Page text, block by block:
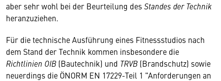
aber sehr wohl bei der Beurteilung des Standes der Technik
heranzuziehen.
Für die technische Ausführung eines Fitnessstudios nach
dem Stand der Technik kommen insbesondere die
Richtlinien OIB (Bautechnik) und TRVB (Brandschutz) sowie
neuerdings die ÖNORM EN 17229-Teil 1 "Anforderungen an